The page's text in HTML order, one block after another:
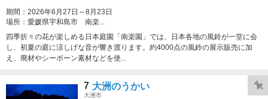
期間： 2026年6月27日～8月23日
場所： 愛媛県宇和島市 南楽...
四季折々の花が楽しめる日本庭園「南楽園」では、日本各地の風鈴が一堂に会
し、初夏の庭に涼しげな音が響き渡ります。約4000点の風鈴の展示販売に加
え、廃材やシーボーン素材などを使...
7 大洲のうかい
大洲市